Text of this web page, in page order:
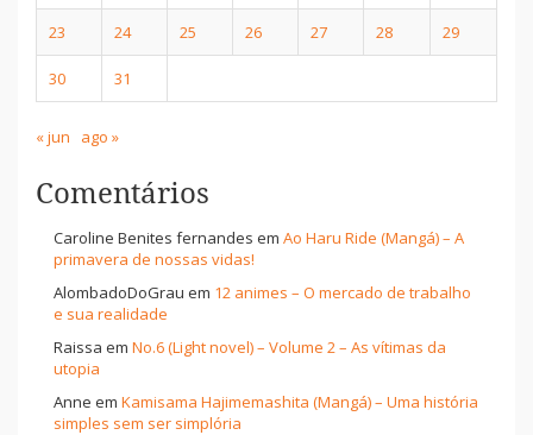
23 24 25 26 27 28 29
30 31
« jun ago »
Comentários
Caroline Benites fernandes em Ao Haru Ride (Mangá) – A
primavera de nossas vidas!
AlombadoDoGrau em 12 animes – O mercado de trabalho
e sua realidade
Raissa em No.6 (Light novel) – Volume 2 – As vítimas da
utopia
Anne em Kamisama Hajimemashita (Mangá) – Uma história
simples sem ser simplória